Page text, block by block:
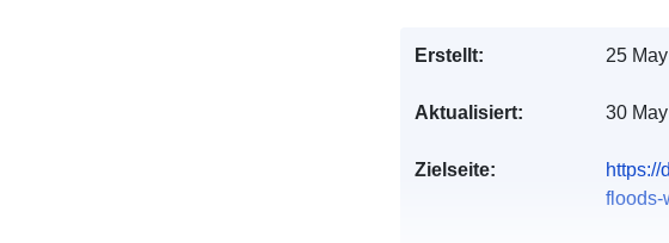
Erstellt: 25
Aktualisiert: 30
Zielseite:
https://
floods-